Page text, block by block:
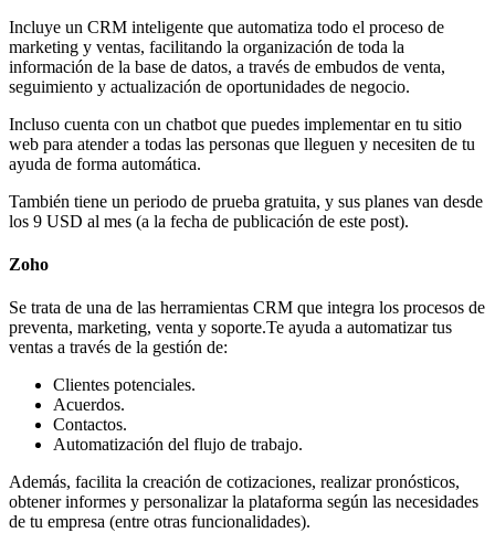
Incluye un CRM inteligente que automatiza todo el proceso de
marketing y ventas, facilitando la organización de toda la
información de la base de datos, a través de embudos de venta,
seguimiento y actualización de oportunidades de negocio.
Incluso cuenta con un chatbot que puedes implementar en tu sitio
web para atender a todas las personas que lleguen y necesiten de tu
ayuda de forma automática.
También tiene un periodo de prueba gratuita, y sus planes van desde
los 9 USD al mes (a la fecha de publicación de este post).
Zoho
Se trata de una de las herramientas CRM que integra los procesos de
preventa, marketing, venta y soporte.Te ayuda a automatizar tus
ventas a través de la gestión de:
Clientes potenciales.
Acuerdos.
Contactos.
Automatización del flujo de trabajo.
Además, facilita la creación de cotizaciones, realizar pronósticos,
obtener informes y personalizar la plataforma según las necesidades
de tu empresa (entre otras funcionalidades).